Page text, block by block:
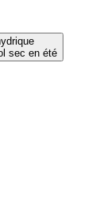
sec en été